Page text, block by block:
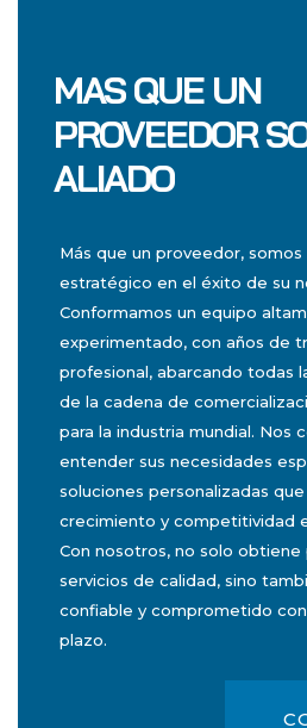
MAS QUE UN
PROVEEDOR
ALIADO
Más que un proveedor, somos
estratégico en el éxito de su
Conformamos un equipo
experimentado, con años de
profesional, abarcando todas
de la cadena de
para la industria mundial. Nos
entender sus necesidades
soluciones personalizadas
crecimiento y competitividad
Con nosotros, no solo
servicios de calidad, sino
confiable y comprometido
plazo.